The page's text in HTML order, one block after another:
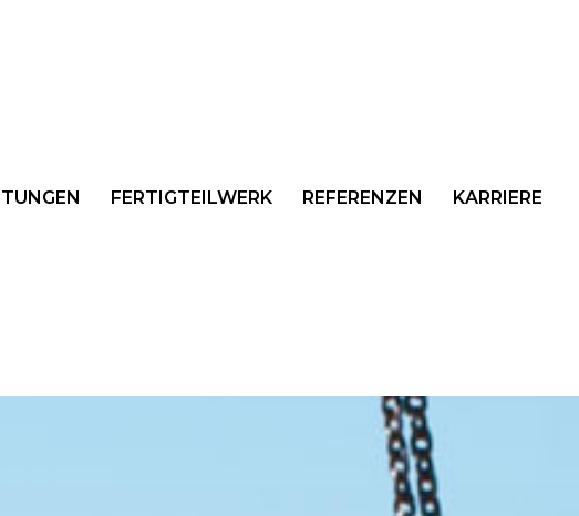
FERTIGTEILWERK REFERENZEN KARRIERE